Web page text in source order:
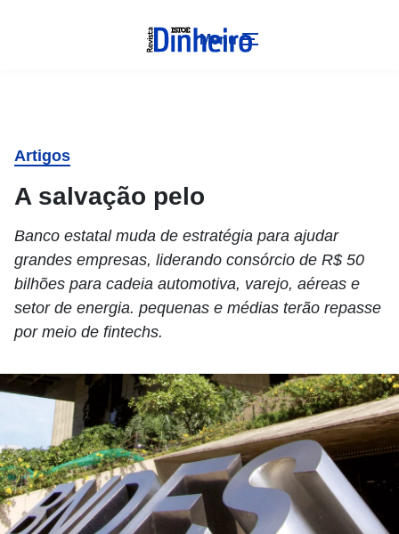
Menu
Artigos
A salvação pelo
Banco estatal muda de estratégia para ajudar
grandes empresas, liderando consórcio de R$ 50
bilhões para cadeia automotiva, varejo, aéreas e
setor de energia. pequenas e médias terão repasse
por meio de fintechs.